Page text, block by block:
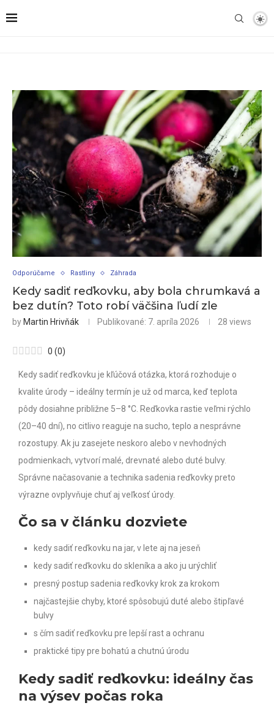
Odporúčame Rastliny Záhrada
Kedy sadiť reďkovku, aby bola chrumkavá a
bez dutín? Toto robí väčšina ľudí zle
by Martin Hrivňák Publikované: 7. apríla 2026 28 views
0 (0)
Kedy sadiť reďkovku je kľúčová otázka, ktorá rozhoduje o
kvalite úrody – ideálny termín je už od marca, keď teplota
pôdy dosiahne približne 5–8 °C. Reďkovka rastie veľmi rýchlo
(20–40 dní), no citlivo reaguje na sucho, teplo a nesprávne
rozostupy. Ak ju zasejete neskoro alebo v nevhodných
podmienkach, vytvorí malé, drevnaté alebo duté bulvy.
Správne načasovanie a technika sadenia reďkovky preto
výrazne ovplyvňuje chuť aj veľkosť úrody.
Čo sa v článku dozviete
kedy sadiť reďkovku na jar, v lete aj na jeseň
kedy sadiť reďkovku do skleníka a ako ju urýchliť
presný postup sadenia reďkovky krok za krokom
najčastejšie chyby, ktoré spôsobujú duté alebo štipľavé
bulvy
s čím sadiť reďkovku pre lepší rast a ochranu
praktické tipy pre bohatú a chutnú úrodu
Kedy sadiť reďkovku: ideálny čas
na výsev počas roka